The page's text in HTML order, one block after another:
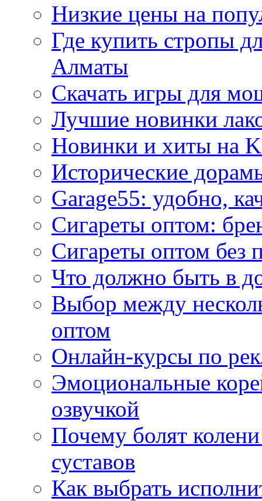
Низкие цены на
Где купить стропы
Алматы
Скачать игры для
Лучшие новинки
Новинки и хиты на
Исторические
Garage55: удобно,
Сигареты оптом:
Сигареты оптом без
Что должно быть в
Выбор между
оптом
Онлайн-курсы по
Эмоциональные
озвучкой
Почему болят
суставов
Как выбрать